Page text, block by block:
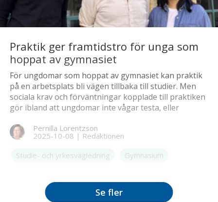
Praktik ger framtidstro för unga som
hoppat av gymnasiet
För ungdomar som hoppat av gymnasiet kan praktik
på en arbetsplats bli vägen tillbaka till studier. Men
sociala krav och förväntningar kopplade till praktiken
gör ibland att ungdomar inte vågar testa, eller
16-17-åringar som vill göra praktik en förberedande
utbildning i grupp och individuell matchning med
arbetsgivare. Resultatet efter första läsåret är mycket
positivt.
Pernilla Lorentzson
2025-10-08 | Redaktionen
Studie- och yrkesvägledning
Gymnasium
Se fler